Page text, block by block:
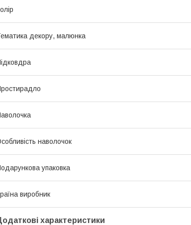
декору, малюнка
наволочок
упаковка
виробник
характеристики